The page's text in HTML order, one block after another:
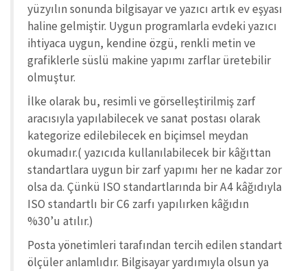
yüzyılın sonunda bilgisayar ve yazıcı artık ev eşyası
haline gelmiştir. Uygun programlarla evdeki yazıcı
ihtiyaca uygun, kendine özgü, renkli metin ve
grafiklerle süslü makine yapımı zarflar üretebilir
olmuştur.
İlke olarak bu, resimli ve görselleştirilmiş zarf
aracısıyla yapılabilecek ve sanat postası olarak
kategorize edilebilecek en biçimsel meydan
okumadır.( yazıcıda kullanılabilecek bir kâğıttan
standartlara uygun bir zarf yapımı her ne kadar zor
olsa da. Çünkü ISO standartlarında bir A4 kâğıdıyla
ISO standartlı bir C6 zarfı yapılırken kâğıdın
%30’u atılır.)
Posta yönetimleri tarafından tercih edilen standart
ölçüler anlamlıdır. Bilgisayar yardımıyla olsun ya